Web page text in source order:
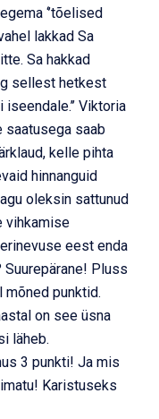
‘’tõelised
lakkad Sa
Sa hakkad
sellest hetkest
Viktoria
saatusega saab
kelle pihta
hinnanguid
oleksin sattunud
vihkamise
eest enda
Suurepärane! Pluss
mõned punktid.
on see üsna
läheb.
3 punkti! Ja mis
Karistuseks